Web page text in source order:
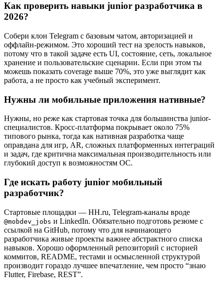
Как проверить навыки junior разработчика в
2026?
Собери клон Telegram с базовым чатом, авторизацией и
оффлайн-режимом. Это хороший тест на зрелость навыков,
потому что в такой задаче есть UI, состояние, сеть, локальное
хранение и пользовательские сценарии. Если при этом ты
можешь показать coverage выше 70%, это уже выглядит как
работа, а не просто как учебный эксперимент.
Нужны ли мобильные приложения нативные?
Нужны, но реже как стартовая точка для большинства junior-
специалистов. Кросс-платформа покрывает около 75%
типового рынка, тогда как нативная разработка чаще
оправдана для игр, AR, сложных платформенных интеграций
и задач, где критична максимальная производительность или
глубокий доступ к возможностям ОС.
Где искать работу junior мобильный
разработчик?
Стартовые площадки — HH.ru, Telegram-каналы вроде
@mobdev_jobs и LinkedIn. Обязательно подготовь резюме с
ссылкой на GitHub, потому что для начинающего
разработчика живые проекты важнее абстрактного списка
навыков. Хорошо оформленный репозиторий с историей
коммитов, README, тестами и осмысленной структурой
производит гораздо лучшее впечатление, чем просто “знаю
Flutter, Firebase, REST”.